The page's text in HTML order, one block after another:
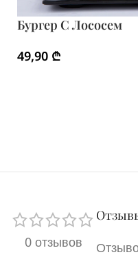
Бургер С Лососем
49,90 ₾
0 отзывов